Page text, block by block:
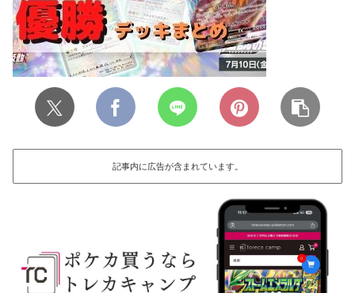
記事内に広告が含まれています。